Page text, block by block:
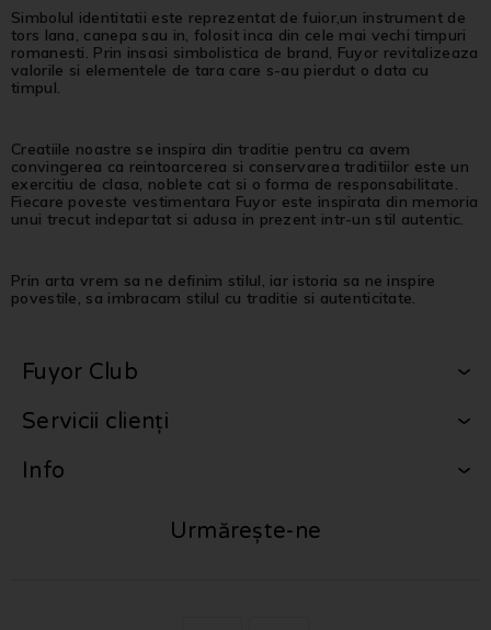
Simbolul identitatii este reprezentat de fuior,un instrument de
tors lana, canepa sau in, folosit inca din cele mai vechi timpuri
romanesti. Prin insasi simbolistica de brand, Fuyor revitalizeaza
valorile si elementele de tara care s-au pierdut o data cu
timpul.
Creatiile noastre se inspira din traditie pentru ca avem
convingerea ca reintoarcerea si conservarea traditiilor este un
exercitiu de clasa, noblete cat si o forma de responsabilitate.
Fiecare poveste vestimentara Fuyor este inspirata din memoria
unui trecut indepartat si adusa in prezent intr-un stil autentic.
Prin arta vrem sa ne definim stilul, iar istoria sa ne inspire
povestile, sa imbracam stilul cu traditie si autenticitate.
Fuyor Club
Servicii clienți
Info
Urmărește-ne